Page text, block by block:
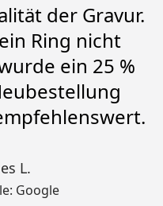
der Gravur.
Ring nicht
ein 25 %
L.
Google